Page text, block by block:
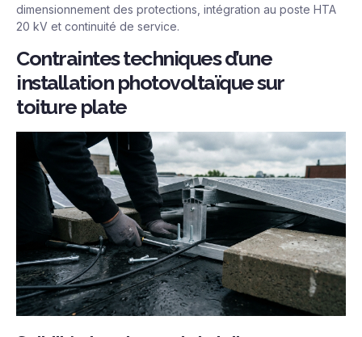
dimensionnement des protections, intégration au poste HTA
20 kV et continuité de service.
Contraintes techniques d’une
installation photovoltaïque sur
toiture plate